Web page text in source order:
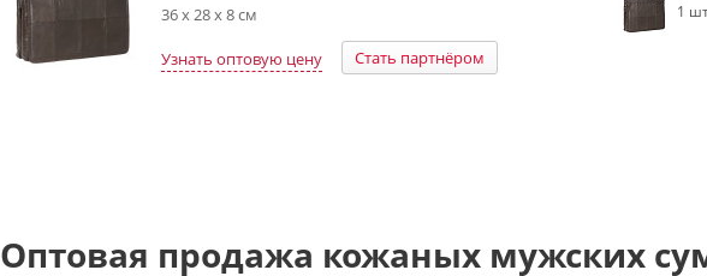
36 x 28 x 8 см
Узнать оптовую цену Стать партнёром
1
Оптовая продажа кожаных мужских